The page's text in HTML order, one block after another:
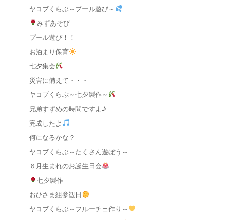
ヤコブくらぶ～プール遊び～
みずあそび
プール遊び！！
お泊まり保育
七夕集会
災害に備えて・・・
ヤコブくらぶ～七夕製作～
兄弟すずめの時間ですよ♪
完成したよ
何になるかな？
ヤコブくらぶ～たくさん遊ぼう～
６月生まれのお誕生日会
七夕製作
おひさま組参観日
ヤコブくらぶ～フルーチェ作り～